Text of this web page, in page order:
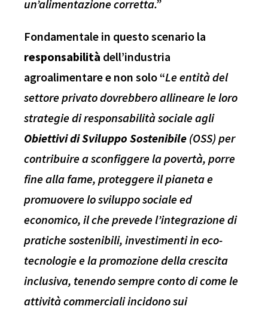
un’alimentazione corretta.”
Fondamentale in questo scenario la
responsabilità dell’industria
agroalimentare e non solo “Le entità del
settore privato dovrebbero allineare le loro
strategie di responsabilità sociale agli
Obiettivi di Sviluppo Sostenibile (OSS) per
contribuire a sconfiggere la povertà, porre
fine alla fame, proteggere il pianeta e
promuovere lo sviluppo sociale ed
economico, il che prevede l’integrazione di
pratiche sostenibili, investimenti in eco-
tecnologie e la promozione della crescita
inclusiva, tenendo sempre conto di come le
attività commerciali incidono sui